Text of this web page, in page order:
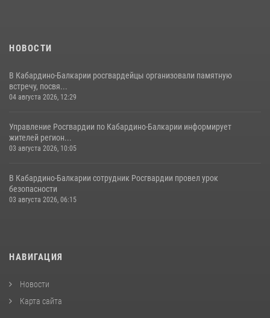
НОВОСТИ
В Кабардино-Балкарии росгвардейцы организовали памятную
встречу, посвя...
04 августа 2026, 12:29
Управление Росгвардии по Кабардино-Балкарии информирует
жителей регион...
03 августа 2026, 10:05
В Кабардино‑Балкарии сотрудник Росгвардии провел урок
безопасности
03 августа 2026, 06:15
НАВИГАЦИЯ
Новости
Карта сайта